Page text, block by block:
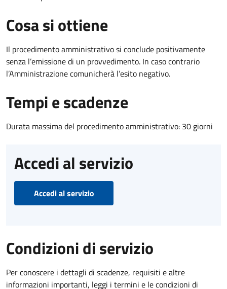
Cosa si ottiene
Il procedimento amministrativo si conclude positivamente
senza l’emissione di un provvedimento. In caso contrario
l’Amministrazione comunicherà l’esito negativo.
Tempi e scadenze
Durata massima del procedimento amministrativo: 30 giorni
Accedi al servizio
Accedi al servizio
Condizioni di servizio
Per conoscere i dettagli di scadenze, requisiti e altre
informazioni importanti, leggi i termini e le condizioni di